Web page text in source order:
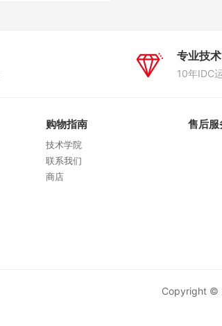
专业技
10年IDC
购物指南
技术学院
联系我们
商店
售后服
Copyright ©